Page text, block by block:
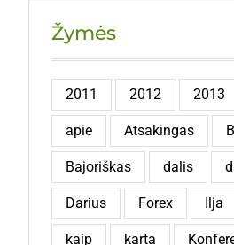
Žymės
2011 2012 2013
apie Atsakingas
Bajoriškas dalis
Darius Forex Ilja
kaip karta